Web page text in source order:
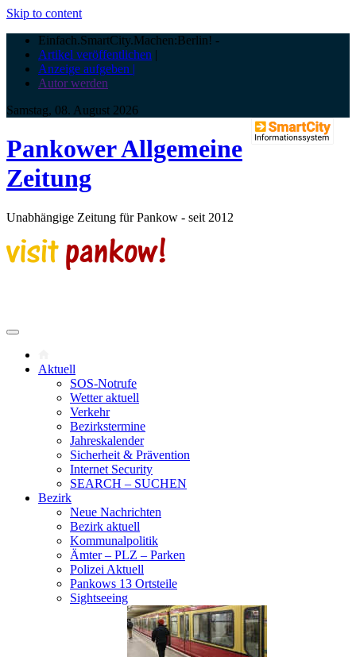
Skip to content
Einfach.SmartCity.Machen:Berlin! -
Artikel veröffentlichen |
Anzeige aufgeben |
Autor werden
Samstag, 08. August 2026
Pankower Allgemeine
Zeitung
Unabhängige Zeitung für Pankow - seit 2012
Aktuell
SOS-Notrufe
Wetter aktuell
Verkehr
Bezirkstermine
Jahreskalender
Sicherheit & Prävention
Internet Security
SEARCH – SUCHEN
Bezirk
Neue Nachrichten
Bezirk aktuell
Kommunalpolitik
Ämter – PLZ – Parken
Polizei Aktuell
Pankows 13 Ortsteile
Sightseeing